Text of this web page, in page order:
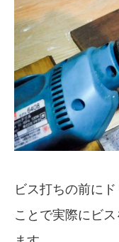
ビス打ちの前に
ことで実際にビ